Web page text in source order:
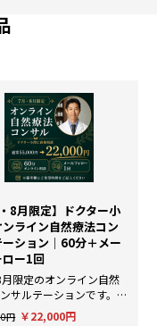
・8月限定】ドクター小
ライン自然療法コン
ション｜60分＋メー
ー1回
限定のオンライン自然
サルテーションです。AI
一般的な回答ではなく、臨
円 ￥22,000円